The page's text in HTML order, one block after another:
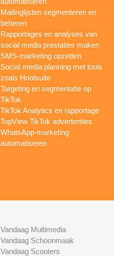
Mailinglijsten segmenteren en
beheren
Rapportages en analyses van
social media prestaties maken
SMS-marketing opzetten
Social media planning met tools
zoals Hootsuite
Targeting en segmentatie op
TikTok
TikTok Analytics en rapportage
TopView TikTok advertenties
WhatsApp-marketing
automatiseren
Vandaag Multimedia
Vandaag Schoonmaak
Vandaag Scooters